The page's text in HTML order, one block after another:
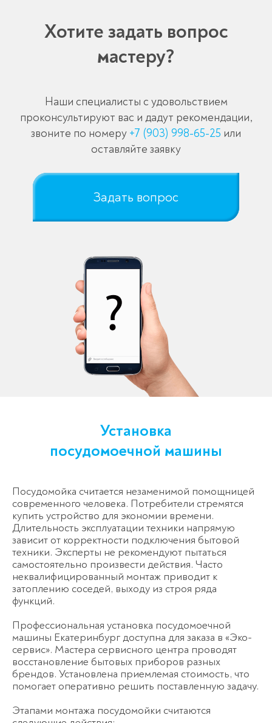
Хотите задать вопрос
мастеру?
Наши специалисты с удовольствием
проконсультируют вас и дадут рекомендации,
звоните по номеру +7 (903) 998-65-25 или
оставляйте заявку
Задать вопрос
Установка
посудомоечной машины
Посудомойка считается незаменимой помощницей
современного человека. Потребители стремятся
купить устройство для экономии времени.
Длительность эксплуатации техники напрямую
зависит от корректности подключения бытовой
техники. Эксперты не рекомендуют пытаться
самостоятельно произвести действия. Часто
неквалифицированный монтаж приводит к
затоплению соседей, выходу из строя ряда
функций.
Профессиональная установка посудомоечной
машины Екатеринбург доступна для заказа в «Эко-
сервис». Мастера сервисного центра проводят
восстановление бытовых приборов разных
брендов. Установлена приемлемая стоимость, что
помогает оперативно решить поставленную задачу.
Этапами монтажа посудомойки считаются